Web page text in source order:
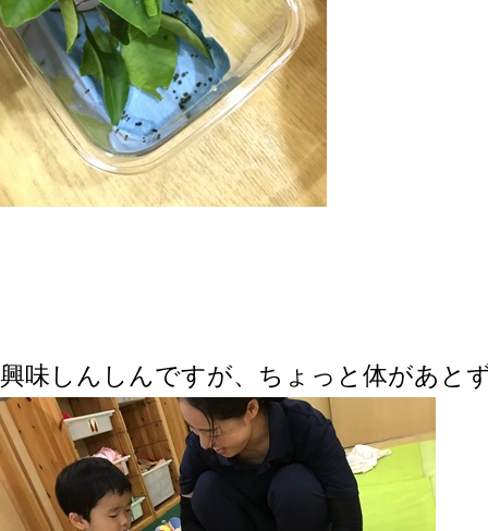
興味しんしんですが、ちょっと体があと